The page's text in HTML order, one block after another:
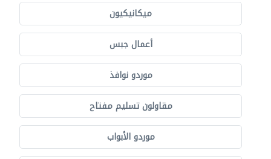
ميكانيكيون
أعمال جبس
موردو نوافذ
مقاولون تسليم مفتاح
موردو الأبواب